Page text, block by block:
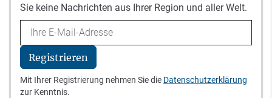
Sie keine Nachrichten aus Ihrer Region und aller Welt.
Email
Registrieren
Mit Ihrer Registrierung nehmen Sie die Datenschutzerklärung
zur Kenntnis.